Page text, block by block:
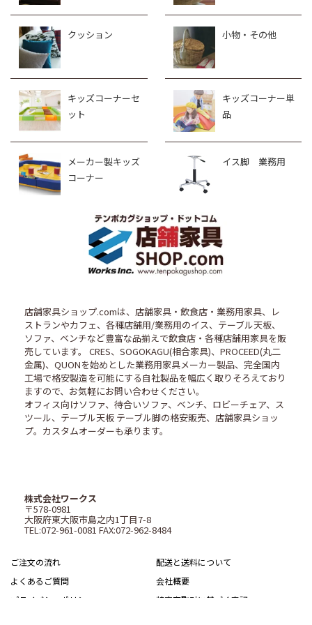
クッション 小物・その他
キッズコーナーセ
ット
キッズコーナー単
品
メーカー製キッズ
コーナー
イス脚 業務用
店舗家具ショップ.comは、店舗家具・飲食店・業務用家具、レ
ストランやカフェ、各種店舗用/業務用のイス、テーブル天板、
ソファ、ベンチなど豊富な品揃えで飲食店・各種店舗用家具を販
売しています。 CRES、SOGOKAGU(相合家具)、PROCEED(丸二
金属)、QUONを始めとした業務用家具メーカー製品、完全国内
工場で格安製造を可能にする自社製品を幅広く取りそろえており
ますので、お気軽にお問い合わせください。
オフィス向けソファ、待合いソファ、ベンチ、ロビーチェア、ス
ツール、テーブル天板 テーブル脚の格安販売、店舗家具ショッ
プ。カスタムオーダーも承ります。
株式会社ワークス
〒578-0981
大阪府東大阪市島之内1丁目7-8
TEL:072-961-0081 FAX:072-962-8484
ご注文の流れ
配送と送料について
よくあるご質問
会社概要
プライバシーポリシー
特定商取引に基づく表記